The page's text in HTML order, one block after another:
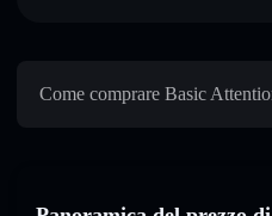
Come comprare Basic